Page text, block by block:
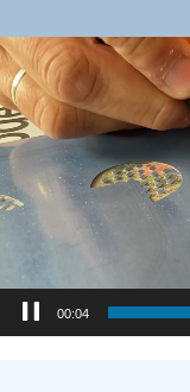
Videospeler
00:00